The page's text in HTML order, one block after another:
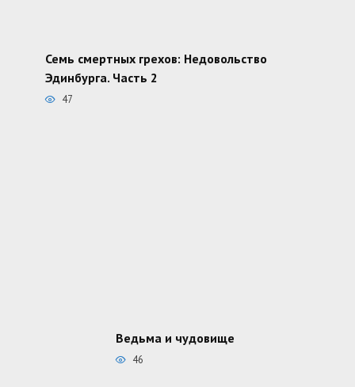
Семь смертных грехов: Недовольство
Эдинбурга. Часть 2
47
Ведьма и чудовище
46